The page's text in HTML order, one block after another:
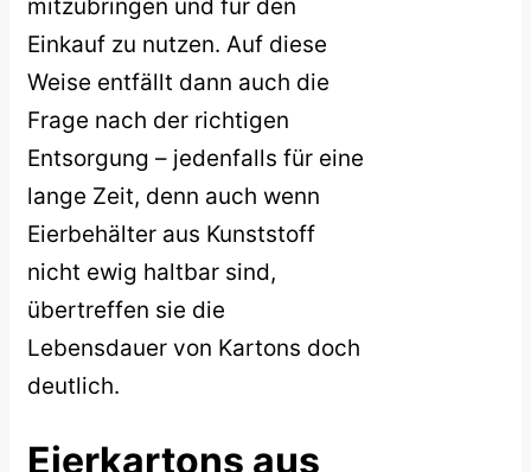
mitzubringen und für den
Einkauf zu nutzen. Auf diese
Weise entfällt dann auch die
Frage nach der richtigen
Entsorgung – jedenfalls für eine
lange Zeit, denn auch wenn
Eierbehälter aus Kunststoff
nicht ewig haltbar sind,
übertreffen sie die
Lebensdauer von Kartons doch
deutlich.
Eierkartons aus